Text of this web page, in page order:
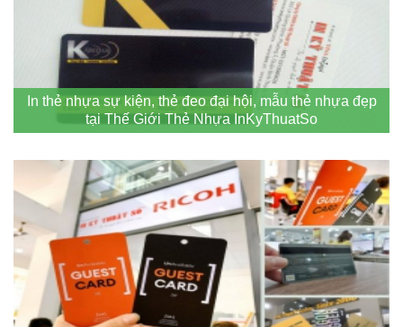
In thẻ nhựa sự kiện, thẻ đeo đại hội, mẫu thẻ nhựa đẹp
tại Thế Giới Thẻ Nhựa InKyThuatSo